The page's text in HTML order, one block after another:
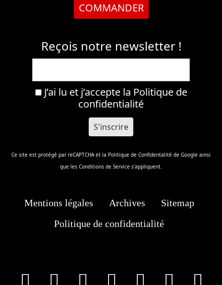
COMMANDER
Reçois notre newsletter !
J’ai lu et j’accepte la Politique de
confidentialité
Ce site est protégé par reCAPTCHA et la Politique de Confidentalité de Google ainsi
que les Conditions de Service s'appliquent.
Mentions légales Archives
Sitemap
Politique de confidentialité
facebookInstagram
Youtube
Tik Tok